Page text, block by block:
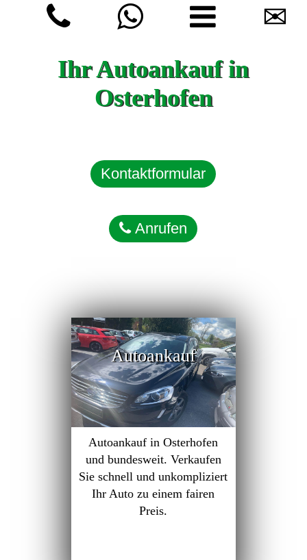
✉
Ihr Autoankauf in
Osterhofen
Kontaktformular
Anrufen
Autoankauf
Autoankauf in Osterhofen
und bundesweit. Verkaufen
Sie schnell und unkompliziert
Ihr Auto zu einem fairen
Preis.